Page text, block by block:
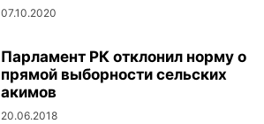
07.10.2020
Парламент РК отклонил норму о
прямой выборности сельских
акимов
20.06.2018